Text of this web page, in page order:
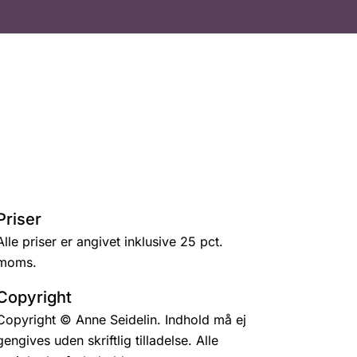
priser er angivet inklusive 25 pct.
© Anne Seidelin. Indhold må ej
uden skriftlig tilladelse. Alle